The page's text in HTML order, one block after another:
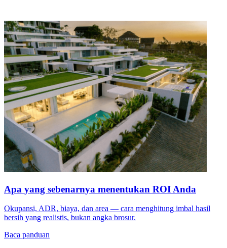
Apa yang sebenarnya menentukan ROI Anda
Okupansi, ADR, biaya, dan area — cara menghitung imbal hasil
bersih yang realistis, bukan angka brosur.
Baca panduan